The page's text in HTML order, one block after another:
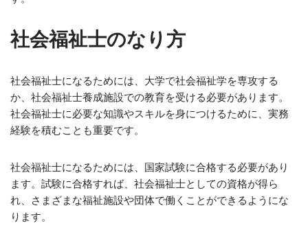
社会福祉士のなり方
社会福祉士になるためには、大学で社会福祉学を専攻する
か、社会福祉士養成施設での教育を受ける必要があります。
社会福祉士に必要な知識やスキルを身につけるために、実務
経験を積むことも重要です。
社会福祉士になるためには、国家試験に合格する必要があり
ます。試験に合格すれば、社会福祉士としての資格が得ら
れ、さまざまな福祉施設や団体で働くことができるようにな
ります。